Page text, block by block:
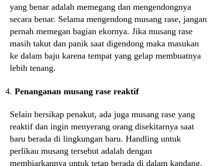
yang benar adalah memegang dan mengendongnya
secara benar. Selama mengendong musang rase, jangan
pernah memegan bagian ekornya. Jika musang rase
masih takut dan panik saat digendong maka masukan
ke dalam baju karena tempat yang gelap membuatnya
lebih tenang.
Penanganan musang rase reaktif
Selain bersikap penakut, ada juga musang rase yang
reaktif dan ingin menyerang orang disekitarnya saat
baru berada di lingkungan baru. Handling untuk
perlikau musang tersebut adalah dengan
membiarkannya untuk tetap berada di dalam kandang.